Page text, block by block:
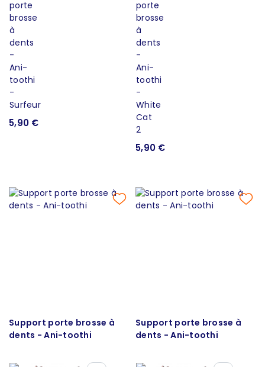
5,90 €
5,90 €
Support porte brosse à
dents - Ani-toothi
Support porte brosse à
dents - Ani-toothi